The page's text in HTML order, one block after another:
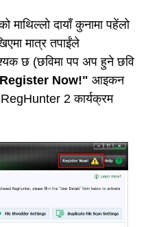
दायाँ कुनामा पहेंलो
मात्र तपाईंले
छ (छविमा पप अप हुने छवि
Now!" आइकन
2 कार्यक्रम